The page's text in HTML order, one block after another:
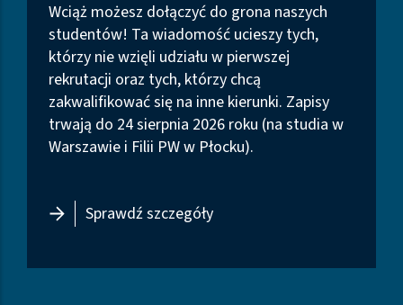
Wciąż możesz dołączyć do grona naszych
studentów! Ta wiadomość ucieszy tych,
którzy nie wzięli udziału w pierwszej
rekrutacji oraz tych, którzy chcą
zakwalifikować się na inne kierunki. Zapisy
trwają do 24 sierpnia 2026 roku (na studia w
Warszawie i Filii PW w Płocku).
Sprawdź szczegóły- Dodatkowa rekrutacja na